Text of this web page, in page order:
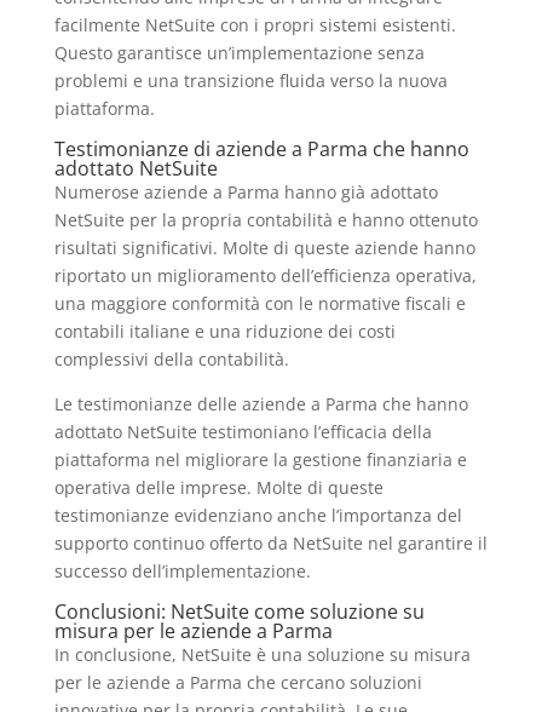
facilmente NetSuite con i propri sistemi esistenti.
Questo garantisce un’implementazione senza
problemi e una transizione fluida verso la nuova
piattaforma.
Testimonianze di aziende a Parma che hanno
adottato NetSuite
Numerose aziende a Parma hanno già adottato
NetSuite per la propria contabilità e hanno ottenuto
risultati significativi. Molte di queste aziende hanno
riportato un miglioramento dell’efficienza operativa,
una maggiore conformità con le normative fiscali e
contabili italiane e una riduzione dei costi
complessivi della contabilità.
Le testimonianze delle aziende a Parma che hanno
adottato NetSuite testimoniano l’efficacia della
piattaforma nel migliorare la gestione finanziaria e
operativa delle imprese. Molte di queste
testimonianze evidenziano anche l’importanza del
supporto continuo offerto da NetSuite nel garantire il
successo dell’implementazione.
Conclusioni: NetSuite come soluzione su
misura per le aziende a Parma
In conclusione, NetSuite è una soluzione su misura
per le aziende a Parma che cercano soluzioni